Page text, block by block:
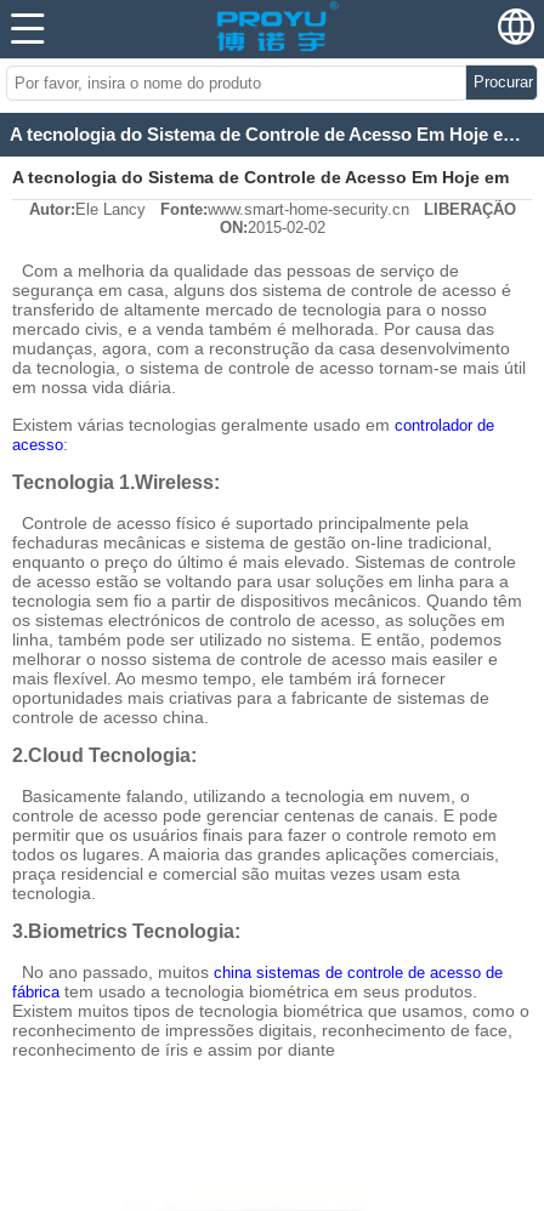
Procurar
A tecnologia do Sistema de Controle de Acesso Em Hoje em dia
A tecnologia do Sistema de Controle de Acesso Em Hoje em
dia
Autor: Ele Lancy Fonte:www.smart-home-security.cn
LIBERAÇÃO
ON:2015-02-02
Com a melhoria da qualidade das pessoas de serviço de
segurança em casa, alguns dos sistema de controle de acesso é
transferido de altamente mercado de tecnologia para o nosso
mercado civis, e a venda também é melhorada. Por causa das
mudanças, agora, com a reconstrução da casa desenvolvimento
da tecnologia, o sistema de controle de acesso tornam-se mais útil
em nossa vida diária.
Existem várias tecnologias geralmente usado em controlador de
acesso:
Tecnologia 1.Wireless:
Controle de acesso físico é suportado principalmente pela
fechaduras mecânicas e sistema de gestão on-line tradicional,
enquanto o preço do último é mais elevado. Sistemas de controle
de acesso estão se voltando para usar soluções em linha para a
tecnologia sem fio a partir de dispositivos mecânicos. Quando têm
os sistemas electrónicos de controlo de acesso, as soluções em
linha, também pode ser utilizado no sistema. E então, podemos
melhorar o nosso sistema de controle de acesso mais easiler e
mais flexível. Ao mesmo tempo, ele também irá fornecer
oportunidades mais criativas para a fabricante de sistemas de
controle de acesso china.
2.Cloud Tecnologia:
Basicamente falando, utilizando a tecnologia em nuvem, o
controle de acesso pode gerenciar centenas de canais. E pode
permitir que os usuários finais para fazer o controle remoto em
todos os lugares. A maioria das grandes aplicações comerciais,
praça residencial e comercial são muitas vezes usam esta
tecnologia.
3.Biometrics Tecnologia:
No ano passado, muitos china sistemas de controle de acesso de
fábrica tem usado a tecnologia biométrica em seus produtos.
Existem muitos tipos de tecnologia biométrica que usamos, como o
reconhecimento de impressões digitais, reconhecimento de face,
reconhecimento de íris e assim por diante